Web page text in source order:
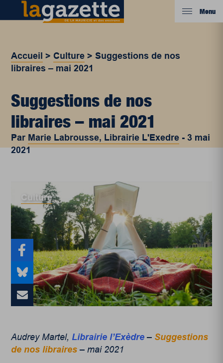
Menu
Accueil > Culture >Suggestions de nos
libraires – mai 2021
Suggestions de nos
libraires – mai 2021
Par Marie Labrousse, Librairie L'Exedre -3 mai
2021
Culture
Audrey Martel, Librairie l’Exèdre – Suggestions
de nos libraires – mai 2021